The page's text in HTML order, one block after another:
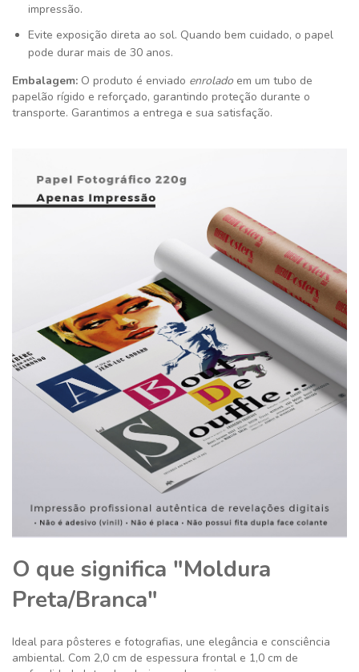
impressão.
Evite exposição direta ao sol. Quando bem cuidado, o papel
pode durar mais de 30 anos.
Embalagem: O produto é enviado enrolado em um tubo de
papelão rígido e reforçado, garantindo proteção durante o
transporte. Garantimos a entrega e sua satisfação.
O que significa "Moldura
Preta/Branca"
Ideal para pôsteres e fotografias, une elegância e consciência
ambiental. Com 2,0 cm de espessura frontal e 1,0 cm de